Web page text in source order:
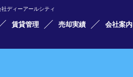
ディーアールシティ
賃貸管理 売却実績 会社案内